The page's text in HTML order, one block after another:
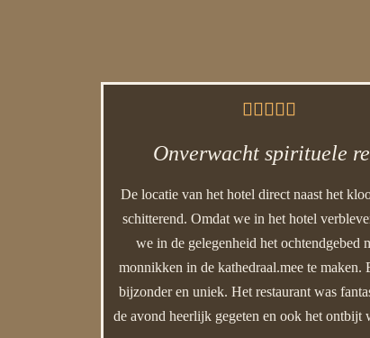

Onverwacht spirituele
De locatie van het hotel direct naast het
schitterend. Omdat we in het hotel
we in de gelegenheid het ochtendgebed
monnikken in de kathedraal.mee te maken.
bijzonder en uniek. Het restaurant was
de avond heerlijk gegeten en ook het ontbijt